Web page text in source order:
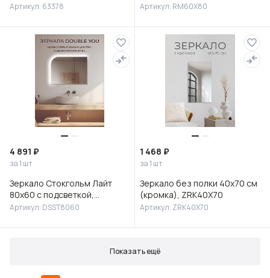
Артикул: 63378 Артикул: RM60X80
4 891 ₽
за 1 шт
Зеркало Стокгольм Лайт
80х60 с подсветкой,
DSST8060
Артикул: DSST8060
1 468 ₽
за 1 шт
Зеркало без полки 40х70 см
(кромка), ZRK40X70
Артикул: ZRK40X70
Показать ещё